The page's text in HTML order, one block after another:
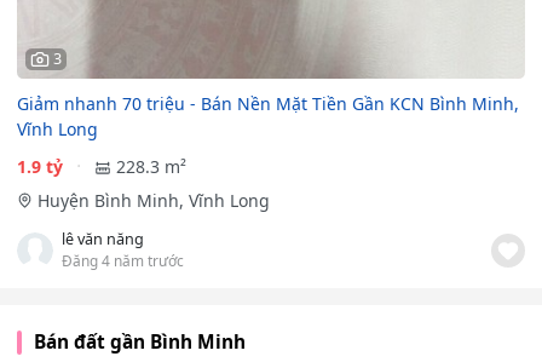
3
Giảm nhanh 70 triệu - Bán Nền Mặt Tiền Gần KCN Bình Minh,
Vĩnh Long
1.9 tỷ
228.3 m²
Huyện Bình Minh, Vĩnh Long
lê văn năng
Đăng 4 năm trước
Bán đất gần Bình Minh